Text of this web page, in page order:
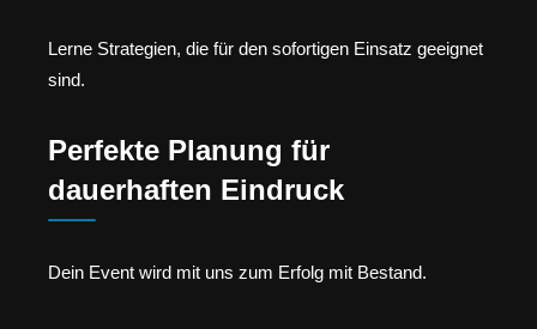
Lerne Strategien, die für den sofortigen Einsatz geeignet
sind.
Perfekte Planung für
dauerhaften Eindruck
Dein Event wird mit uns zum Erfolg mit Bestand.